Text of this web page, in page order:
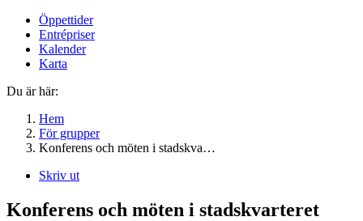
Öppettider
Entrépriser
Kalender
Karta
Du är här:
Hem
För grupper
Konferens och möten i stadskva…
Skriv ut
Konferens och möten i stadskvarteret